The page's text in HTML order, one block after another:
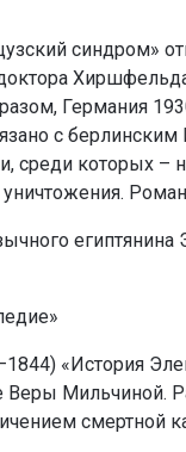
синдром»
Германия
с
которых –
«История
Веры Мильчиной.